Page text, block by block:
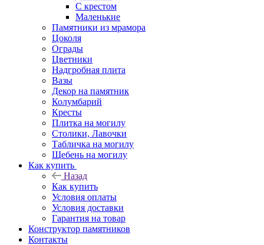
С крестом
Маленькие
Памятники из мрамора
Цоколя
Ограды
Цветники
Надгробная плита
Вазы
Декор на памятник
Колумбарий
Кресты
Плитка на могилу
Столики, Лавочки
Табличка на могилу
Щебень на могилу
Как купить
Назад
Как купить
Условия оплаты
Условия доставки
Гарантия на товар
Конструктор памятников
Контакты